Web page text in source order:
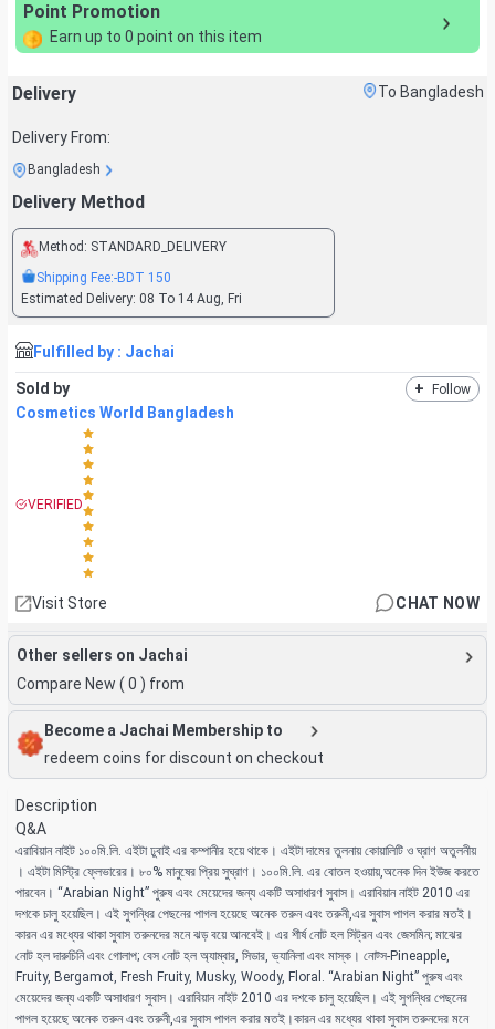
Point Promotion
Earn up to 0 point on this item
Delivery To Bangladesh
Delivery From:
Bangladesh
Delivery Method
Method: STANDARD_DELIVERY
Shipping Fee:-BDT 150
Estimated Delivery: 08 To 14 Aug, Fri
Fulfilled by : Jachai
Sold by + Follow
Cosmetics World Bangladesh
VERIFIED
Visit Store CHAT NOW
Other sellers on Jachai
Compare New (0 ) from
Become a Jachai Membership to
redeem coins for discount on checkout
Description
Q&A
এরাবিয়ান নাইট ১০০মি.লি. এইটা ঢুবাই এর কম্পানীর হয়ে থাকে। এইটা দামের তুলনায় কোয়ালিটি ও ঘ্রাণ অতুলনীয়
। এইটা মিস্ট্রি ফ্লেভারের। ৮০% মানুষের প্রিয় সুঘ্রাণ। ১০০মি.লি. এর বোতল হওয়ায়,অনেক দিন ইউজ করতে
পারবেন। “Arabian Night” পুরুষ এবং মেয়েদের জন্য একটি অসাধারণ সুবাস। এরাবিয়ান নাইট 2010 এর
দশকে চালু হয়েছিল। এই সুগন্ধির পেছনের পাগল হয়েছে অনেক তরুন এবং তরুনী,এর সুবাস পাগল করার মতই।
কারন এর মধ্যের থাকা সুবাস তরুনদের মনে ঝড় বয়ে আনবেই। এর শীর্ষ নোট হল সিট্রন এবং জেসমিন; মাঝের
নোট হল দারুচিনি এবং গোলাপ; বেস নোট হল অ্যাম্বার, সিডার, ভ্যানিলা এবং মাস্ক। নোট্স-Pineapple,
Fruity, Bergamot, Fresh Fruity, Musky, Woody, Floral. “Arabian Night” পুরুষ এবং
মেয়েদের জন্য একটি অসাধারণ সুবাস। এরাবিয়ান নাইট 2010 এর দশকে চালু হয়েছিল। এই সুগন্ধির পেছনের
পাগল হয়েছে অনেক তরুন এবং তরুনী,এর সুবাস পাগল করার মতই।কারন এর মধ্যের থাকা সুবাস তরুনদের মনে